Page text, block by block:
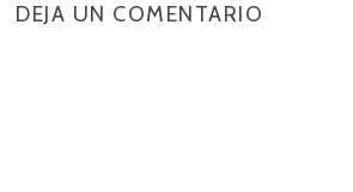
DEJA UN COMENTARIO